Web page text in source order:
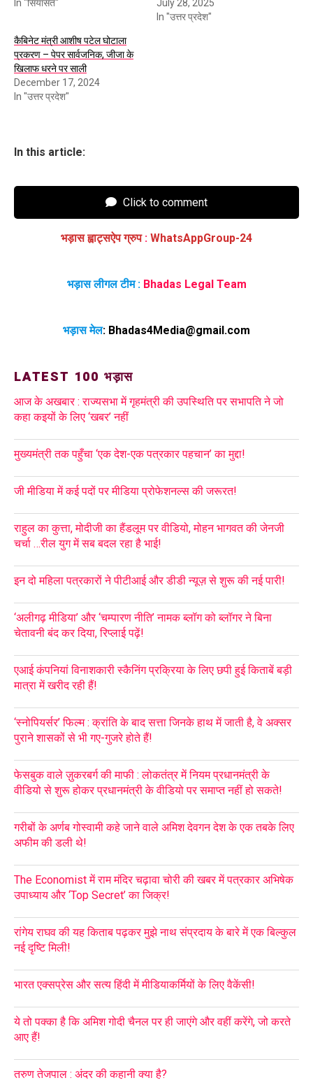
In "सियासत"
July 28, 2025
In "उत्तर प्रदेश"
कैबिनेट मंत्री आशीष पटेल घोटाला
प्रकरण – पेपर सार्वजनिक, जीजा के
खिलाफ धरने पर साली
December 17, 2024
In "उत्तर प्रदेश"
In this article:
Click to comment
भड़ास ह्वाट्सऐप ग्रुप : WhatsAppGroup-24
भड़ास लीगल टीम : Bhadas Legal Team
भड़ास मेल: Bhadas4Media@gmail.com
LATEST 100 भड़ास
आज के अखबार : राज्यसभा में गृहमंत्री की उपस्थिति पर सभापति ने जो
कहा कइयों के लिए ‘खबर’ नहीं
मुख्यमंत्री तक पहुँचा ‘एक देश-एक पत्रकार पहचान’ का मुद्दा!
जी मीडिया में कई पदों पर मीडिया प्रोफेशनल्स की जरूरत!
राहुल का कुत्ता, मोदीजी का हैंडलूम पर वीडियो, मोहन भागवत की जेनजी
चर्चा …रील युग में सब बदल रहा है भाई!
इन दो महिला पत्रकारों ने पीटीआई और डीडी न्यूज़ से शुरू की नई पारी!
‘अलीगढ़ मीडिया’ और ‘चम्पारण नीति’ नामक ब्लॉग को ब्लॉगर ने बिना
चेतावनी बंद कर दिया, रिप्लाई पढ़ें!
एआई कंपनियां विनाशकारी स्कैनिंग प्रक्रिया के लिए छपी हुई किताबें बड़ी
मात्रा में खरीद रही हैं!
‘स्नोपियर्सर’ फिल्म : क्रांति के बाद सत्ता जिनके हाथ में जाती है, वे अक्सर
पुराने शासकों से भी गए-गुजरे होते हैं!
फेसबुक वाले ज़ुकरबर्ग की माफी : लोकतंत्र में नियम प्रधानमंत्री के
वीडियो से शुरू होकर प्रधानमंत्री के वीडियो पर समाप्त नहीं हो सकते!
गरीबों के अर्णब गोस्वामी कहे जाने वाले अमिश देवगन देश के एक तबके लिए
अफीम की डली थे!
The Economist में राम मंदिर चढ़ावा चोरी की खबर में पत्रकार अभिषेक
उपाध्याय और ‘Top Secret’ का जिक्र!
रांगेय राघव की यह किताब पढ़कर मुझे नाथ संप्रदाय के बारे में एक बिल्कुल
नई दृष्टि मिली!
भारत एक्सप्रेस और सत्य हिंदी में मीडियाकर्मियों के लिए वैकेंसी!
ये तो पक्का है कि अमिश गोदी चैनल पर ही जाएंगे और वहीं करेंगे, जो करते
आए हैं!
तरुण तेजपाल : अंदर की कहानी क्या है?